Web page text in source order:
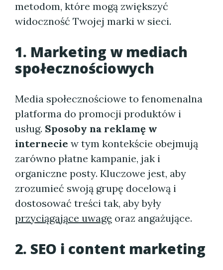
metodom, które mogą zwiększyć
widoczność Twojej marki w sieci.
1. Marketing w mediach
społecznościowych
Media społecznościowe to fenomenalna
platforma do promocji produktów i
usług. Sposoby na reklamę w
internecie w tym kontekście obejmują
zarówno płatne kampanie, jak i
organiczne posty. Kluczowe jest, aby
zrozumieć swoją grupę docelową i
dostosować treści tak, aby były
przyciągające uwagę oraz angażujące.
2. SEO i content marketing